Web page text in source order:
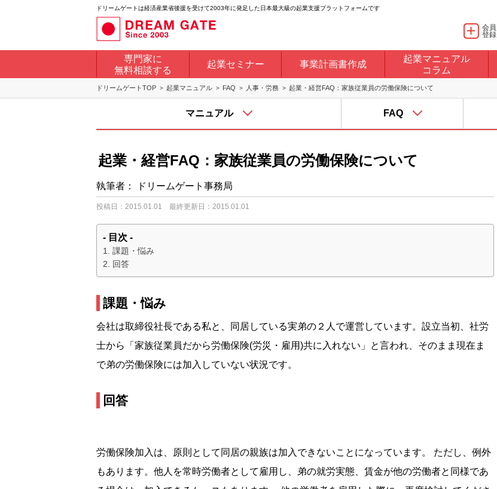
ドリームゲートは経済産業省後援を受けて2003年に発足した日本最大級の起業支援プラットフォームです
会員
登録
専門家に
無料相談する
起業セミナー 事業計画書作成
起業マニュアル
コラム
ドリームゲートTOP 起業マニュアル FAQ 人事・労務 起業・経営FAQ：家族従業員の労働保険について
マニュアル FAQ
起業・経営FAQ：家族従業員の労働保険について
執筆者： ドリームゲート事務局
投稿日：2015.01.01 最終更新日：2015.01.01
- 目次 -
課題・悩み
回答
課題・悩み
会社は取締役社長である私と、同居している実弟の２人で運営しています。設立当初、社労
士から「家族従業員だから労働保険(労災・雇用)共に入れない」と言われ、そのまま現在ま
で弟の労働保険には加入していない状況です。
回答
労働保険加入は、原則として同居の親族は加入できないことになっています。 ただし、例外
もあります。他人を常時労働者として雇用し、弟の就労実態、賃金が他の労働者と同様であ